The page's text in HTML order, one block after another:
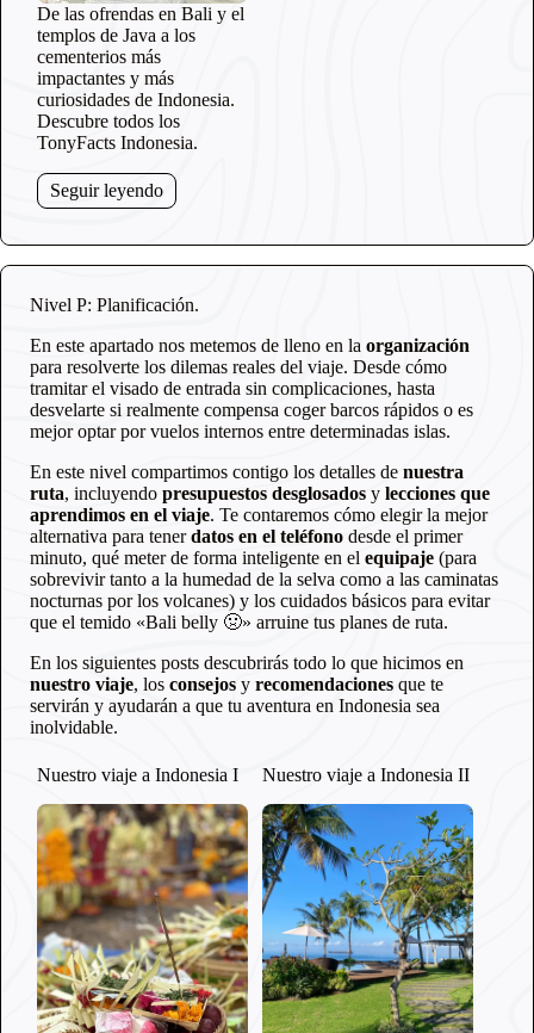
De las ofrendas en Bali y el
templos de Java a los
cementerios más
impactantes y más
curiosidades de Indonesia.
Descubre todos los
TonyFacts Indonesia.
Seguir leyendo
Nivel P: Planificación.
En este apartado nos metemos de lleno en la organización
para resolverte los dilemas reales del viaje. Desde cómo
tramitar el visado de entrada sin complicaciones, hasta
desvelarte si realmente compensa coger barcos rápidos o es
mejor optar por vuelos internos entre determinadas islas.
En este nivel compartimos contigo los detalles de nuestra
ruta, incluyendo presupuestos desglosados y lecciones que
aprendimos en el viaje. Te contaremos cómo elegir la mejor
alternativa para tenerdatos en el teléfono desde el primer
minuto, qué meter de forma inteligente en el equipaje (para
sobrevivir tanto a la humedad de la selva como a las caminatas
nocturnas por los volcanes) y los cuidados básicos para evitar
que el temido «Bali belly 🤢» arruine tus planes de ruta.
En los siguientes posts descubrirás todo lo que hicimos en
nuestro viaje, los consejos y recomendaciones que te
servirán y ayudarán a que tu aventura en Indonesia sea
inolvidable.
Nuestro viaje a Indonesia I Nuestro viaje a Indonesia II